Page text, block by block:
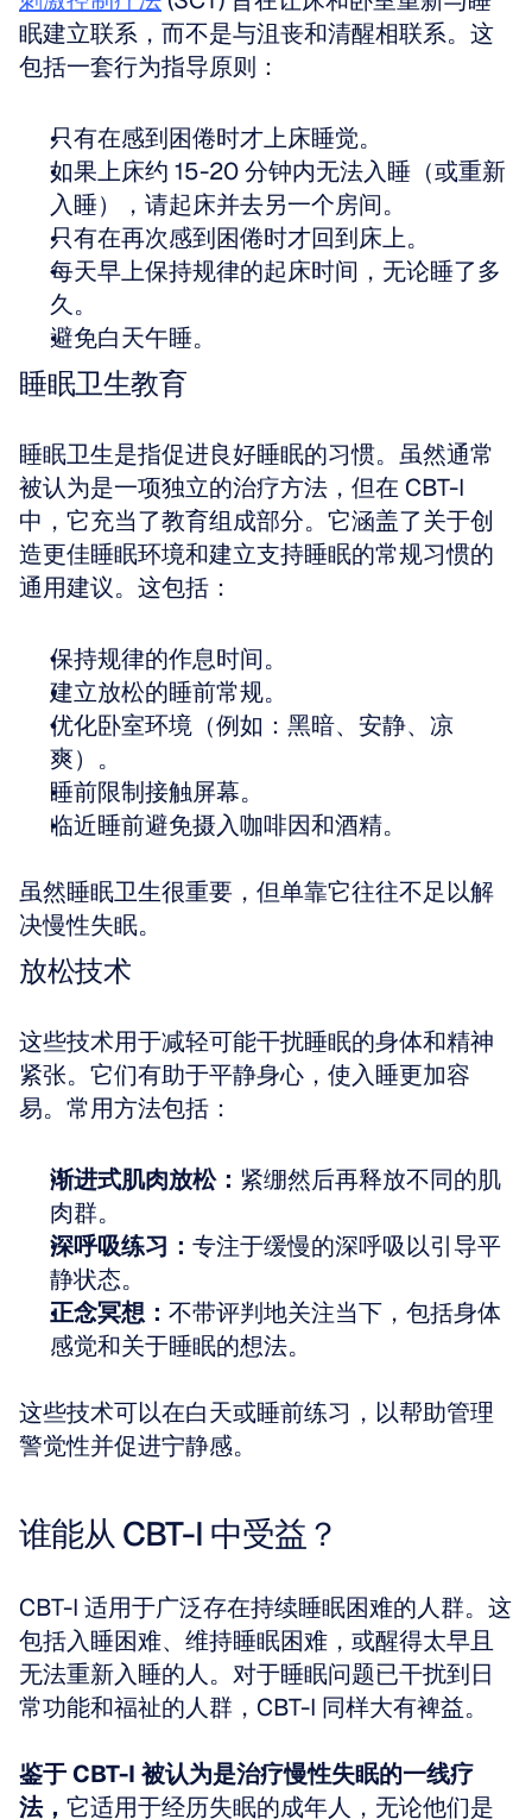
眠建立联系，而不是与沮丧和清醒相联系。这
包括一套行为指导原则：
只有在感到困倦时才上床睡觉。
如果上床约 15-20 分钟内无法入睡（或重新
入睡），请起床并去另一个房间。
只有在再次感到困倦时才回到床上。
每天早上保持规律的起床时间，无论睡了多
久。
避免白天午睡。
睡眠卫生教育
睡眠卫生是指促进良好睡眠的习惯。虽然通常
被认为是一项独立的治疗方法，但在 CBT-I
中，它充当了教育组成部分。它涵盖了关于创
造更佳睡眠环境和建立支持睡眠的常规习惯的
通用建议。这包括：
保持规律的作息时间。
建立放松的睡前常规。
优化卧室环境（例如：黑暗、安静、凉
爽）。
睡前限制接触屏幕。
临近睡前避免摄入咖啡因和酒精。
虽然睡眠卫生很重要，但单靠它往往不足以解
决慢性失眠。
放松技术
这些技术用于减轻可能干扰睡眠的身体和精神
紧张。它们有助于平静身心，使入睡更加容
易。常用方法包括：
渐进式肌肉放松： 紧绷然后再释放不同的肌
肉群。
深呼吸练习： 专注于缓慢的深呼吸以引导平
静状态。
正念冥想： 不带评判地关注当下，包括身体
感觉和关于睡眠的想法。
这些技术可以在白天或睡前练习，以帮助管理
警觉性并促进宁静感。
谁能从 CBT-I 中受益？
CBT-I 适用于广泛存在持续睡眠困难的人群。这
包括入睡困难、维持睡眠困难，或醒得太早且
无法重新入睡的人。对于睡眠问题已干扰到日
常功能和福祉的人群，CBT-I 同样大有裨益。
鉴于 CBT-I 被认为是治疗慢性失眠的一线疗
法， 它适用于经历失眠的成年人，无论他们是